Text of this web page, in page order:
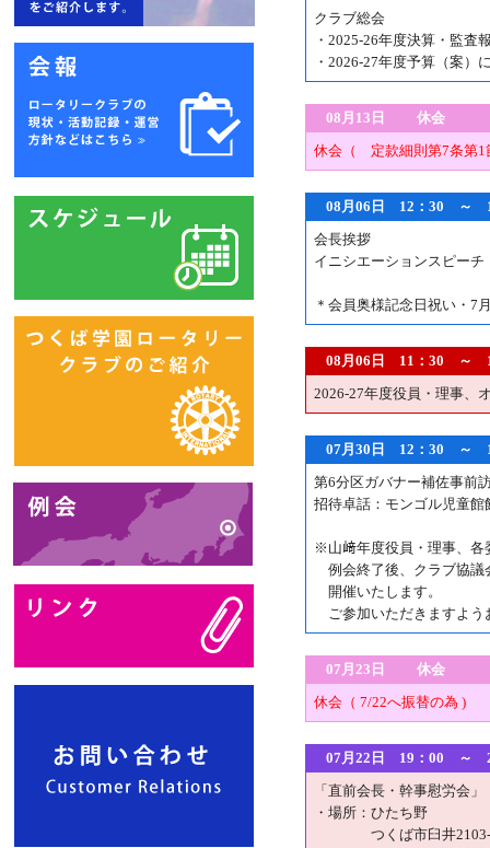
クラブ総会
・2025-26年度決算・監査
・2026-27年度予算（案）
08月13日 休会
休会（ 定款細則第7条第
08月06日 12：30
会長挨拶
イニシエーションスピー
＊会員奥様記念日祝い・7
08月06日 11：30
2026-27年度役員・理事、
07月30日 12：30 ～
第6分区ガバナー補佐事前
招待卓話：モンゴル児童
※山﨑年度役員・理事、各
例会終了後、クラブ協議
開催いたします。
ご参加いただきますよう
07月23日 休会
休会（ 7/22へ振替の為 )
07月22日 19：00 ～
「直前会長・幹事慰労会」
・場所：ひたち野
つくば市臼井